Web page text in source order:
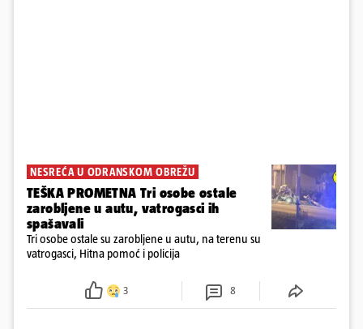
NESREĆA U ODRANSKOM OBREŽU
TEŠKA PROMETNA Tri osobe ostale
zarobljene u autu, vatrogasci ih
spašavali
Tri osobe ostale su zarobljene u autu, na terenu su
vatrogasci, Hitna pomoć i policija
3 8